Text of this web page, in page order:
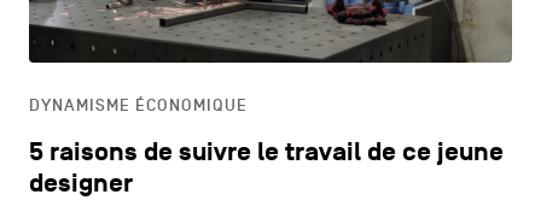
DYNAMISME ÉCONOMIQUE
5 raisons de suivre le travail de ce jeune
designer